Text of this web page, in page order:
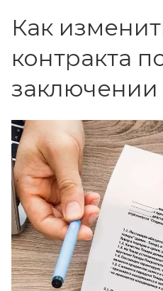
Как
контракта
заключении